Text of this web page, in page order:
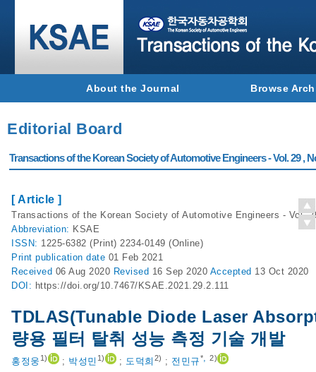
About the Journal Browse
Editorial Board
Transactions of the Korean Society of Automotive Engineers - Vol. 29 ,
[ Article ]
Transactions of the Korean Society of Automotive Engineers - Vol.
Abbreviation: KSAE
ISSN: 1225-6382 (Print) 2234-0149 (Online)
Print publication date 01 Feb 2021
Received 06 Aug 2020 Revised 16 Sep 2020 Accepted 13 Oct 2020
DOI: https://doi.org/10.7467/KSAE.2021.29.2.111
TDLAS(Tunable Diode Laser
량용 필터 탈취 성능 측정 기술 개발
홍정웅 1) ; 박성민 1) ; 도덕희 2) ; 전민규*, 2)